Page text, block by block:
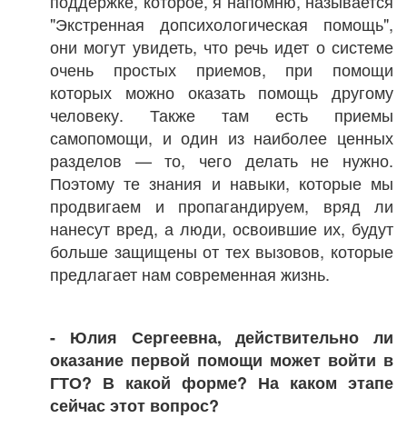
"Экстренная допсихологическая помощь",
они могут увидеть, что речь идет о системе
очень простых приемов, при помощи
которых можно оказать помощь другому
человеку. Также там есть приемы
самопомощи, и один из наиболее ценных
разделов — то, чего делать не нужно.
Поэтому те знания и навыки, которые мы
продвигаем и пропагандируем, вряд ли
нанесут вред, а люди, освоившие их, будут
больше защищены от тех вызовов, которые
предлагает нам современная жизнь.
- Юлия Сергеевна, действительно ли
оказание первой помощи может войти в
ГТО? В какой форме? На каком этапе
сейчас этот вопрос?